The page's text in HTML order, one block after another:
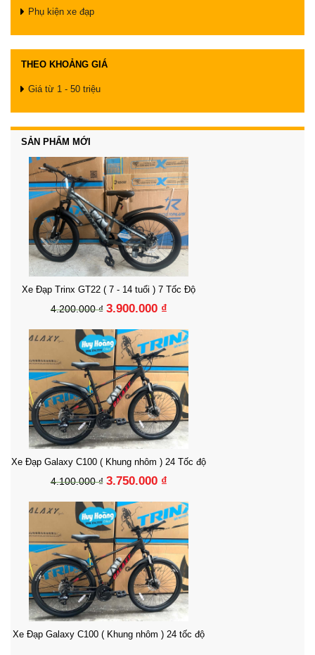
Phụ kiện xe đạp
THEO KHOẢNG GIÁ
Giá từ 1 - 50 triệu
SẢN PHẨM MỚI
Xe Đạp Trinx GT22 ( 7 - 14 tuổi ) 7 Tốc Độ
4.200.000 ₫ 3.900.000 ₫
Xe Đạp Galaxy C100 ( Khung nhôm ) 24 Tốc độ
4.100.000 ₫ 3.750.000 ₫
Xe Đạp Galaxy C100 ( Khung nhôm ) 24 tốc độ